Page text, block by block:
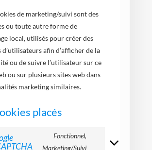
de marketing/suivi sont des
ou toute autre forme de
local, utilisés pour créer des
afin d’afficher de la
ou de suivre l’utilisateur sur ce
ou sur plusieurs sites web dans
marketing similaires.
placés
Fonctionnel,
Marketing/Suivi
Consent